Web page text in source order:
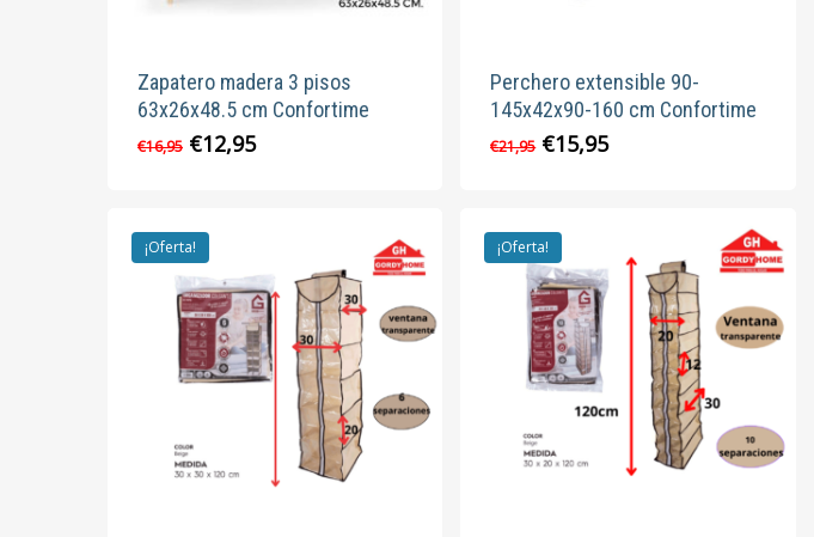
Zapatero madera 3 pisos
63x26x48.5 cm Confortime
€16,95 El
€16,95.
€12,95El
Perchero extensible 90-
145x42x90-160 cm Confortime
€21,95 El
€21,95.
€15,95El
¡Oferta! ¡Oferta!